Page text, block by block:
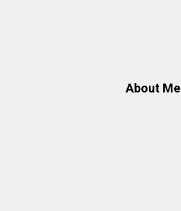
About Me